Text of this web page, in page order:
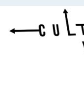
Aller
contenu